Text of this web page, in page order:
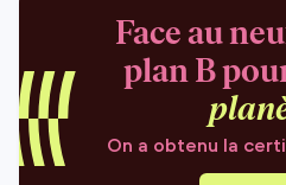
Face au
plan B
On a obtenu la